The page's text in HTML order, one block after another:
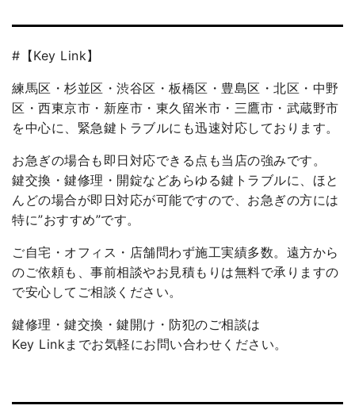
#【Key Link】
練馬区・杉並区・渋谷区・板橋区・豊島区・北区・中野
区・西東京市・新座市・東久留米市・三鷹市・武蔵野市
を中心に、緊急鍵トラブルにも迅速対応しております。
お急ぎの場合も即日対応できる点も当店の強みです。
鍵交換・鍵修理・開錠などあらゆる鍵トラブルに、ほと
んどの場合が即日対応が可能ですので、お急ぎの方には
特に”おすすめ”です。
ご自宅・オフィス・店舗問わず施工実績多数。遠方から
のご依頼も、事前相談やお見積もりは無料で承りますの
で安心してご相談ください。
鍵修理・鍵交換・鍵開け・防犯のご相談は
Key Linkまでお気軽にお問い合わせください。